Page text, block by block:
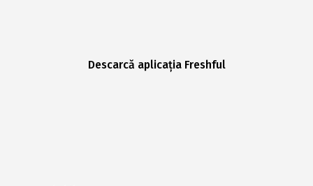
Descarcă aplicația Freshful